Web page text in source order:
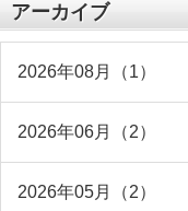
アーカイブ
2026年08月（1）
2026年06月（2）
2026年05月（2）